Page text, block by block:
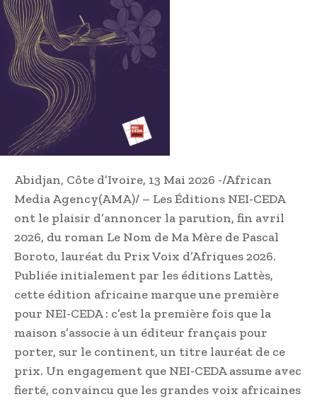
Abidjan, Côte d’Ivoire, 13 Mai 2026 -/African
Media Agency(AMA)/ – Les Éditions NEI-CEDA
ont le plaisir d’annoncer la parution, fin avril
2026, du roman Le Nom de Ma Mère de Pascal
Boroto, lauréat du Prix Voix d’Afriques 2026.
Publiée initialement par les éditions Lattès,
cette édition africaine marque une première
pour NEI-CEDA : c’est la première fois que la
maison s’associe à un éditeur français pour
porter, sur le continent, un titre lauréat de ce
prix. Un engagement que NEI-CEDA assume avec
fierté, convaincu que les grandes voix africaines